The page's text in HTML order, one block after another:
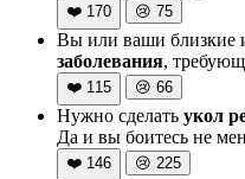
❤️ 170 😢 75
Вы или ваши близкие
заболевания,
❤️ 115 😢 66
Нужно сделать укол
Да и вы боитесь не
❤️ 146 😢 225